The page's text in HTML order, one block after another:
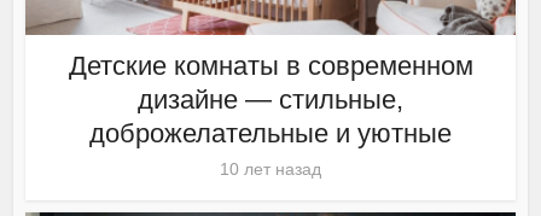
Детские комнаты в современном
дизайне — стильные,
доброжелательные и уютные
10 лет назад